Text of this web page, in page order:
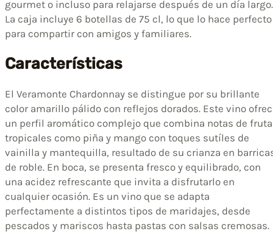
gourmet o incluso para relajarse después de un día largo.
La caja incluye 6 botellas de 75 cl, lo que lo hace perfecto
para compartir con amigos y familiares.
Características
El Veramonte Chardonnay se distingue por su brillante
color amarillo pálido con reflejos dorados. Este vino
un perfil aromático complejo que combina notas de
tropicales como piña y mango con toques sutíles de
vainilla y mantequilla, resultado de su crianza en
de roble. En boca, se presenta fresco y equilibrado, con
una acidez refrescante que invita a disfrutarlo en
cualquier ocasión. Es un vino que se adapta
perfectamente a distintos tipos de maridajes, desde
pescados y mariscos hasta pastas con salsas cremosas.